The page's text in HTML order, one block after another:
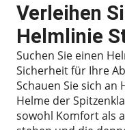
Verleihen
Helmlinie
Suchen Sie einen
Sicherheit für Ihre
Schauen Sie sich an
Helme der
sowohl Komfort als